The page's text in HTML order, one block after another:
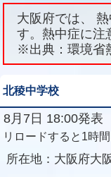
大阪府では、
す。熱中症に注
※出典：環境省
北稜中学校
8月7日 18:00発表
リロードすると1時
所在地： 大阪府大